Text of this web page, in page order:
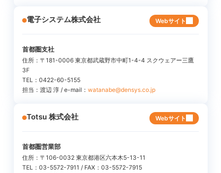
電子システム株式会社 Webサイト
首都圏支社
住所：〒181-0006 東京都武蔵野市中町1-4-4 スクウェアー三鷹
3F
TEL：0422-60-5155
担当：渡辺 淳 / e-mail： watanabe@densys.co.jp
Totsu 株式会社 Webサイト
首都圏営業部
住所：〒106-0032 東京都港区六本木5-13-11
TEL：03-5572-7911 / FAX：03-5572-7915